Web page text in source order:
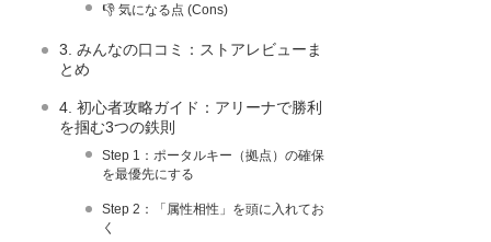
👎 気になる点 (Cons)
3. みんなの口コミ：ストアレビューま
とめ
4. 初心者攻略ガイド：アリーナで勝利
を掴む3つの鉄則
Step 1：ポータルキー（拠点）の確保
を最優先にする
Step 2：「属性相性」を頭に入れてお
く